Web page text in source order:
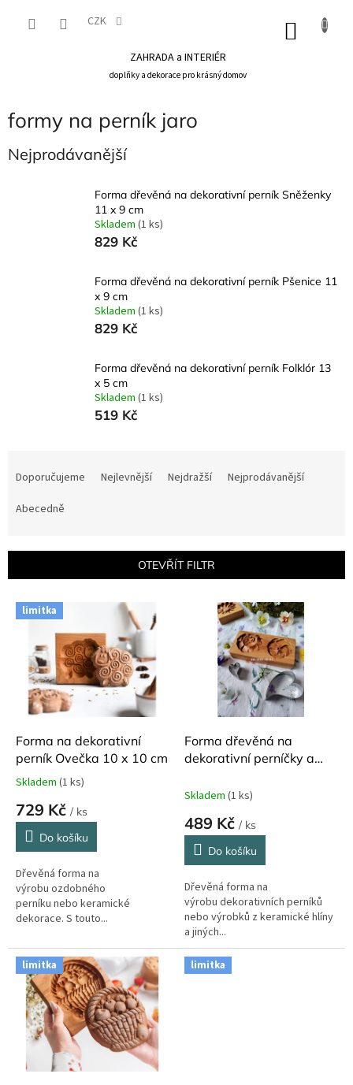
CZK
ZAHRADA a INTERIÉR
doplňky a dekorace pro krásný domov
formy na perník jaro
Nejprodávanější
Forma dřevěná na dekorativní perník Sněženky
11 x 9 cm
Skladem (1 ks)
829 Kč
Forma dřevěná na dekorativní perník Pšenice 11
x 9 cm
Skladem (1 ks)
829 Kč
Forma dřevěná na dekorativní perník Folklór 13
x 5 cm
Skladem (1 ks)
519 Kč
a
r
d
Doporučujeme Nejlevnější Nejdražší
Nejprodávanější
Abecedně
OTEVŘÍT FILTR
V limitka
Forma na dekorativní
perník Ovečka 10 x 10 cm
Průměrné
hodnocení
produktu
5,0
5
hvězdiček.
Skladem (1 ks)
729 Kč / ks
Do košíku
Dřevěná forma na
výrobu ozdobného
perníku nebo keramické
dekorace. S touto...
Forma dřevěná na
dekorativní perníčky a
cm
Skladem (1 ks)
489 Kč / ks
Do košíku
Dřevěná forma na
výrobu dekorativních perníků
nebo výrobků z keramické hlíny
a jiných...
limitka limitka